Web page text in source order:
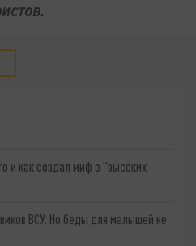
и как создал миф о "высоких
ВСУ. Но беды для малышей не